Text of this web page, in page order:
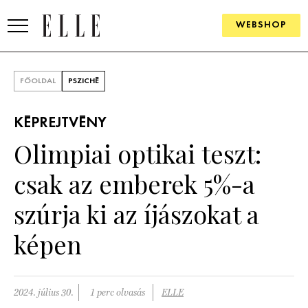
WEBSHOP
SZÉPSÉG
PSZICHÉ
PÁRKAPCSOLAT
FŐOLDAL PSZICHÉ
KÉPREJTVÉNY
Olimpiai optikai teszt:
csak az emberek 5%-a
szúrja ki az íjászokat a
képen
2024. július 30. 1 perc olvasás ELLE